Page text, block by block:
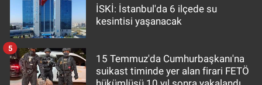
İSKİ: İstanbul'da 6 ilçede su
kesintisi yaşanacak
15 Temmuz'da Cumhurbaşkanı'na
suikast timinde yer alan firari FETÖ
5